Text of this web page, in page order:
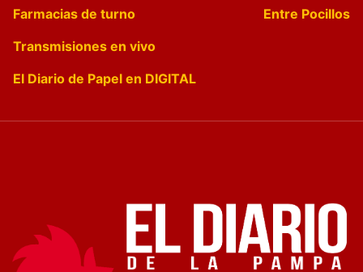
Farmacias de turno
Entre Pocillos
Transmisiones en vivo
El Diario de Papel en DIGITAL